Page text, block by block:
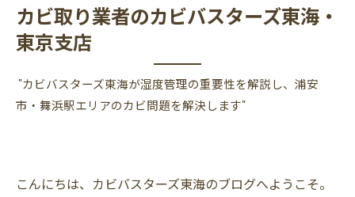
カビ取り業者のカビバスターズ東海・
東京支店
"カビバスターズ東海が湿度管理の重要性を解説し、浦安
市・舞浜駅エリアのカビ問題を解決します"
こんにちは、カビバスターズ東海のブログへようこそ。